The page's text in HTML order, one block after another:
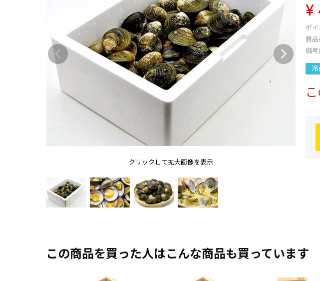
クリックして拡大画像を表示
¥
商品
冷
この商品を買った人はこんな商品も買っています